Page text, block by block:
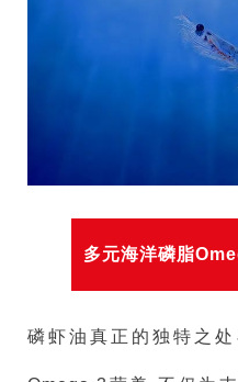
多元海洋磷脂
磷虾油真正的独特之